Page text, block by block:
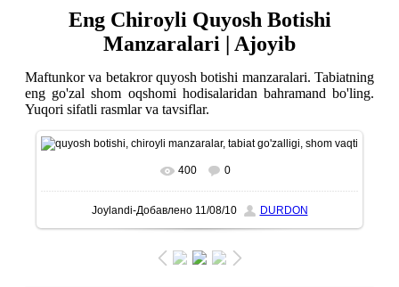
Eng Chiroyli Quyosh Botishi
Manzaralari | Ajoyib
Maftunkor va betakror quyosh botishi manzaralari. Tabiatning
eng go'zal shom oqshomi hodisalaridan bahramand bo'ling.
Yuqori sifatli rasmlar va tavsiflar.
To'liq ko'rish-В реальном размере
400 0
Joylandi-Добавлено11/08/10 DURDON